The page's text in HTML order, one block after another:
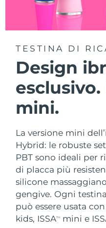
TESTINA DI
Design
mini.
La versione mini
Hybrid: le robuste
PBT sono ideali per
di placca più
silicone
gengive. Ogni
può essere usata
kids, ISSATM mini e